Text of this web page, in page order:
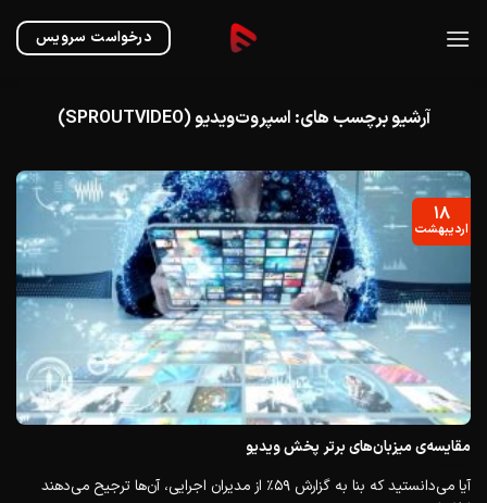
درخواست سرویس
آرشیو برچسب های: اسپروت‌ویدیو (SPROUTVIDEO)
مقایسه‌ی میزبان‌های برتر پخش ویدیو
آیا می‌دانستید که بنا به گزارش ۵۹٪ از مدیران اجرایی، آن‌ها ترجیح می‌دهند
۱۸
اردیبهشت